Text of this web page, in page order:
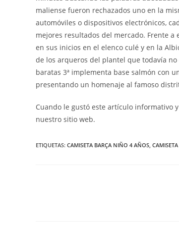
maliense fueron rechazados uno en la
automóviles o dispositivos electrónicos,
mejores resultados del mercado. Frente
en sus inicios en el elenco culé y en la
de los arqueros del plantel que todavía
baratas 3ª implementa base salmón con
presentando un homenaje al famoso
Cuando le gustó este artículo informativo
nuestro sitio web.
ETIQUETAS: CAMISETA BARÇA NIÑO 4 AÑOS,